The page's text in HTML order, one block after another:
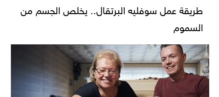
طريقة عمل سوفليه البرتقال.. يخلص الجسم من
السموم